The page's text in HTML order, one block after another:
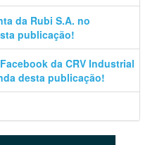
da Rubi S.A. no
publicação!
da CRV Industrial
desta publicação!